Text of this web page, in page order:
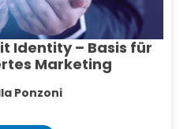
Identity – Basis für
Marketing
Ponzoni